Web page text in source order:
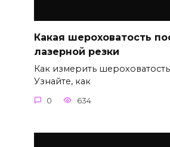
Какая шероховатость
лазерной резки
Как измерить
Узнайте, как
0 634